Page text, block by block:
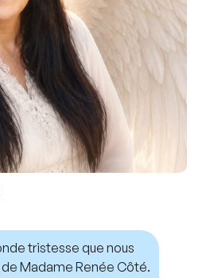
tristesse que nous
Madame Renée Côté.